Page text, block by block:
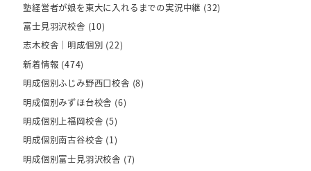
塾経営者が娘を東大に入れるまでの実況中継 (32)
富士見羽沢校舎 (10)
志木校舎｜明成個別 (22)
新着情報 (474)
明成個別ふじみ野西口校舎 (8)
明成個別みずほ台校舎 (6)
明成個別上福岡校舎 (5)
明成個別南古谷校舎 (1)
明成個別富士見羽沢校舎 (7)